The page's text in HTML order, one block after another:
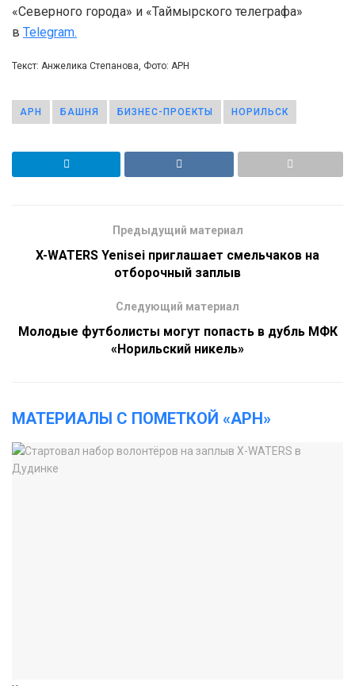
«Северного города» и «Таймырского телеграфа»
в Telegram.
Текст: Анжелика Степанова, Фото: АРН
АРН БАШНЯ БИЗНЕС-ПРОЕКТЫ НОРИЛЬСК
Предыдущий материал
X-WATERS Yenisei приглашает смельчаков на
отборочный заплыв
Следующий материал
Молодые футболисты могут попасть в дубль МФК
«Норильский никель»
МАТЕРИАЛЫ С ПОМЕТКОЙ «АРН»